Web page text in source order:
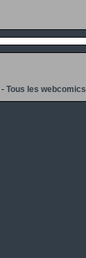
-Tous les webcomics